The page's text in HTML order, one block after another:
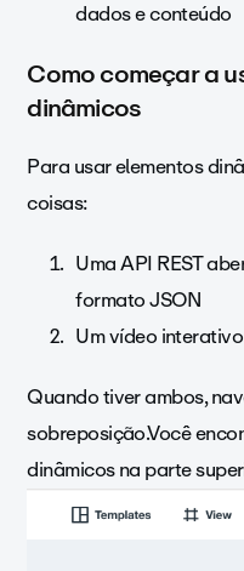
dados e conteúdo
Como começar a
dinâmicos
Para usar elementos
coisas:
Uma API REST
formato JSON
Um vídeo
Quando tiver ambos,
sobreposição.Você
dinâmicos na parte